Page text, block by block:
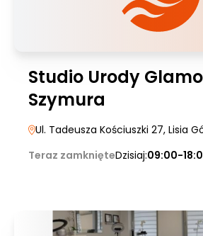
Studio Urody
Szymura
Ul. Tadeusza Kościuszki 27, Lisia
Teraz zamknięteDzisiaj:09:00-